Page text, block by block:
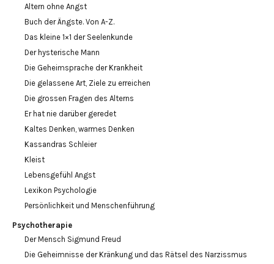
Altern ohne Angst
Buch der Ängste. Von A-Z.
Das kleine 1×1 der Seelenkunde
Der hysterische Mann
Die Geheimsprache der Krankheit
Die gelassene Art, Ziele zu erreichen
Die grossen Fragen des Alterns
Er hat nie darüber geredet
Kaltes Denken, warmes Denken
Kassandras Schleier
Kleist
Lebensgefühl Angst
Lexikon Psychologie
Persönlichkeit und Menschenführung
Psychotherapie
Der Mensch Sigmund Freud
Die Geheimnisse der Kränkung und das Rätsel des Narzissmus